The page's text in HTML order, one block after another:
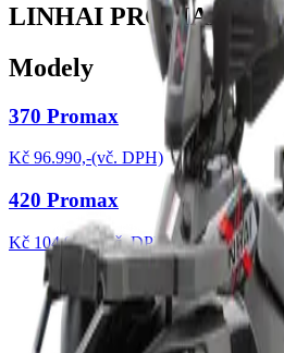
LINHAI PROMAX
Modely
370 Promax
Kč 96.990,-(vč. DPH)
420 Promax
Kč 104.990,-(vč. DPH)